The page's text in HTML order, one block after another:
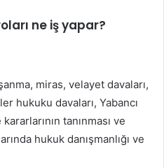
ne iş yapar?
miras, velayet davaları,
hukuku davaları, Yabancı
tanınması ve
hukuk danışmanlığı ve